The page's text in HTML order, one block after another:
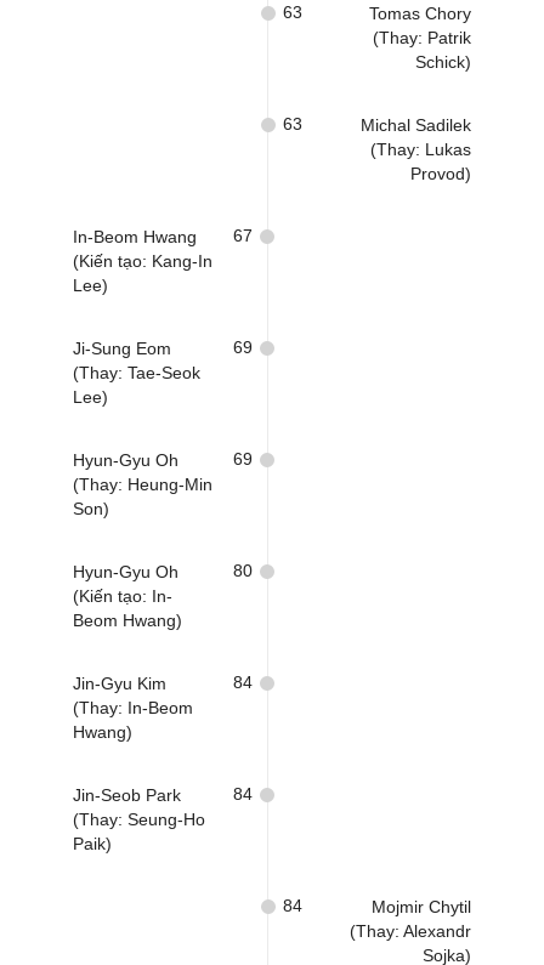
Tomas Chory
(Thay: Patrik
Schick)
63
Michal Sadilek
(Thay: Lukas
Provod)
63
In-Beom Hwang
(Kiến tạo: Kang-In
Lee)
67
Ji-Sung Eom
(Thay: Tae-Seok
Lee)
69
Hyun-Gyu Oh
(Thay: Heung-Min
Son)
69
Hyun-Gyu Oh
(Kiến tạo: In-
Beom Hwang)
80
Jin-Gyu Kim
(Thay: In-Beom
Hwang)
84
Jin-Seob Park
(Thay: Seung-Ho
Paik)
84
Mojmir Chytil
(Thay: Alexandr
Sojka)
84